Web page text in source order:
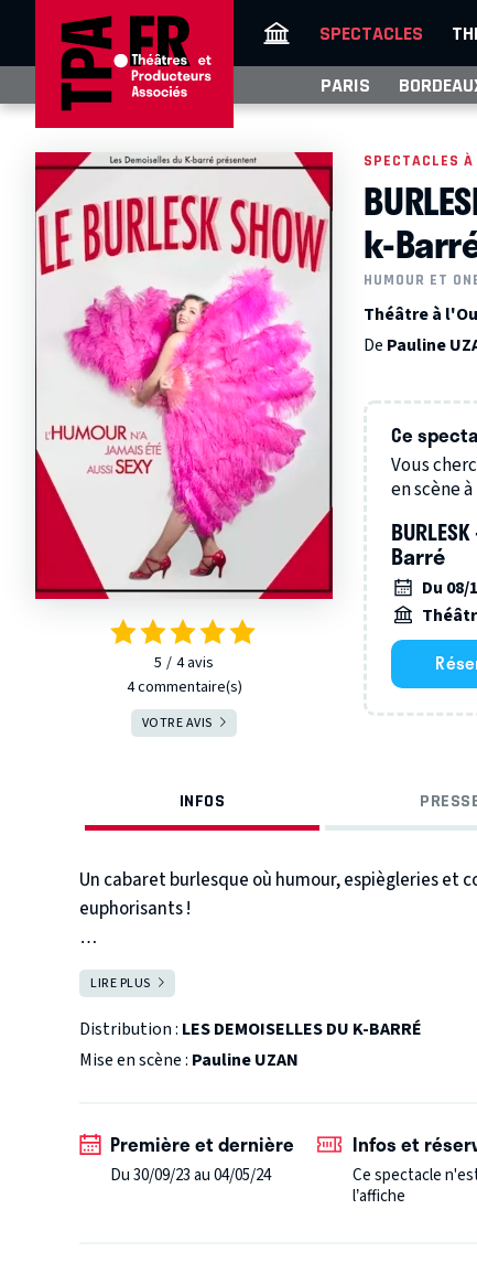
SPECTACLES
PARIS
5 4avis
4 commentaire(s)
VOTRE AVIS
SPECTACLES À
k-
HUMOUR ET
Théâtre à
De Pauline
Ce
Vous
en scène
Barré
Du 08/
INFOS
Un cabaret burlesque où humour, espiègleries et
euphorisants !
Elles rêvaient des Folies Bergères, de Las Vegas
Et puis... Il a fallu s'adapter.
Affranchies, pétillantes et déjantées, ces trois
une sacrée dose d'audace, dans un tourbillon
LE SAVIEZ-VOUS ?
Créé en 2011, les Demoiselles du K-barré, c'est
LIRE PLUS
Distribution : LES DEMOISELLES DU K-BARRÉ
Mise en scène : Pauline UZAN
Première et dernière
Du 30/09/23 au 04/05/24
Infos et
Ce spectacle
l’affiche